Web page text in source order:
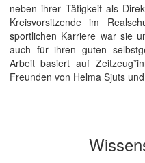
neben ihrer Tätigkeit als
Kreisvorsitzende im
sportlichen Karriere war sie
auch für ihren guten
Arbeit basiert auf
Freunden von Helma Sjuts